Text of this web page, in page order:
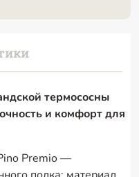
термососны
и комфорт для
Premio —